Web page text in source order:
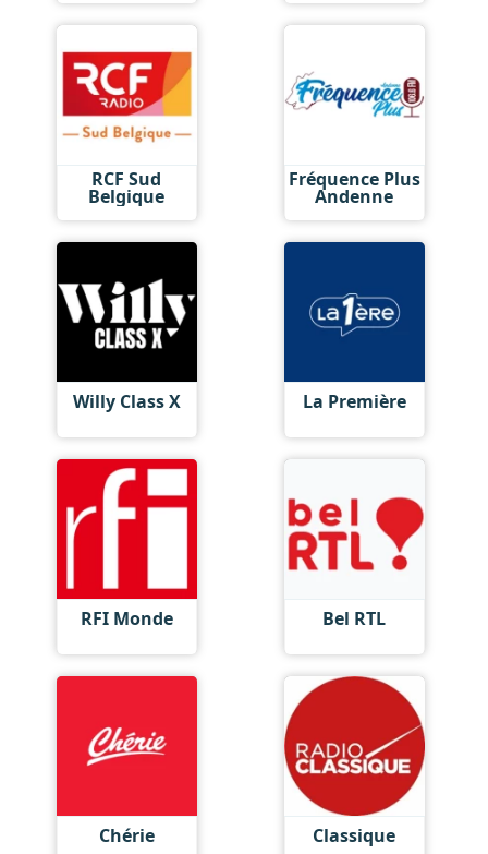
RCF Sud
Belgique
Fréquence Plus
Andenne
Willy Class X La Première
RFI Monde Bel RTL
Chérie Classique